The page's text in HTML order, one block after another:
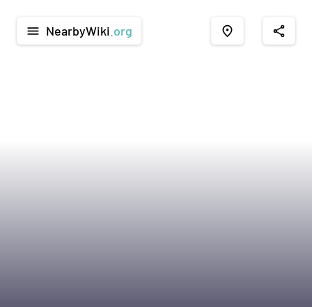
menu NearbyWiki .org place share